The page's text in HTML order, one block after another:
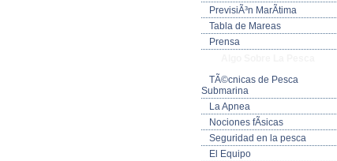
PrevisiÃ³n MarÃ­tima
Tabla de Mareas
Prensa
TÃ©cnicas de Pesca
Submarina
La Apnea
Nociones fÃ­sicas
Seguridad en la pesca
El Equipo